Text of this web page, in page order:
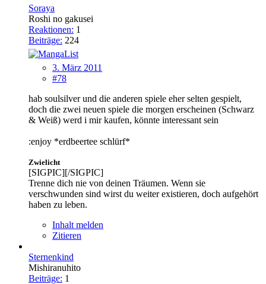
Soraya
Roshi no gakusei
Reaktionen: 1
Beiträge: 224
3. März 2011
#78
hab soulsilver und die anderen spiele eher selten gespielt,
doch die zwei neuen spiele die morgen erscheinen (Schwarz
& Weiß) werd i mir kaufen, könnte interessant sein
:enjoy *erdbeertee schlürf*
Zwielicht
[SIGPIC][/SIGPIC]
Trenne dich nie von deinen Träumen. Wenn sie
verschwunden sind wirst du weiter existieren, doch aufgehört
haben zu leben.
Inhalt melden
Zitieren
Sternenkind
Mishiranuhito
Beiträge: 1